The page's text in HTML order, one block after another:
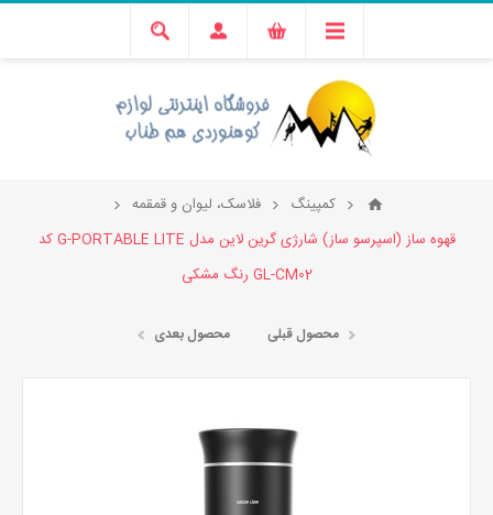
کمپینگ
فلاسک، لیوان و قمقمه
قهوه ساز (اسپرسو ساز) شارژی گرین لاین مدل G-PORTABLE LITE کد
GL-CM02 رنگ مشکی
محصول قبلی محصول بعدی